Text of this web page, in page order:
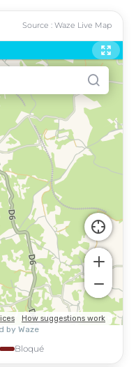
Source : Waze Live Map
Bloqué